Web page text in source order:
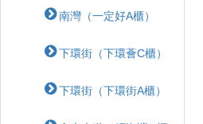
南灣（一定好A櫃）
下環街（下環薈C櫃）
下環街（下環街A櫃）